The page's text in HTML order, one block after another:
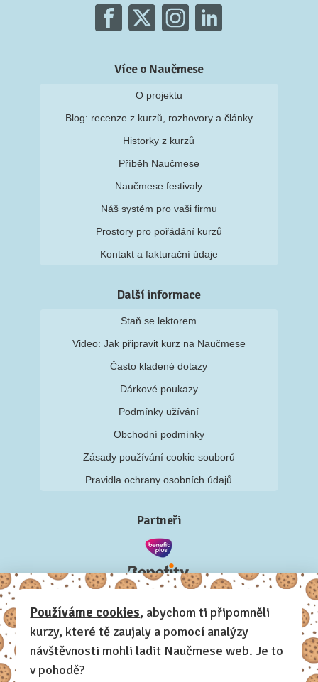
Více o Naučmese
O projektu
Blog: recenze z kurzů, rozhovory a články
Historky z kurzů
Příběh Naučmese
Naučmese festivaly
Náš systém pro vaši firmu
Prostory pro pořádání kurzů
Kontakt a fakturační údaje
Další informace
Staň se lektorem
Video: Jak připravit kurz na Naučmese
Často kladené dotazy
Dárkové poukazy
Podmínky užívání
Obchodní podmínky
Zásady používání cookie souborů
Pravidla ochrany osobních údajů
Partneři
Používáme cookies, abychom ti připomněli
kurzy, které tě zaujaly a pomocí analýzy
návštěvnosti mohli ladit Naučmese web. Je to
v pohodě?